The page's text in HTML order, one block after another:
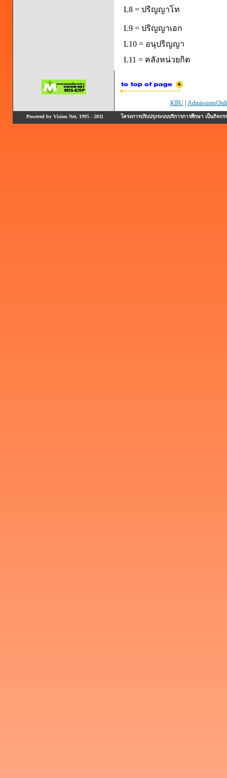
L8 = ปริญญาโท
L9 = ปริญญาเอก
L10 = อนุปริญญา
L11 = คลังหน่วยกิต
KBU
Powered by Vision Net, 1995 - 2011 โครงการปรับปรุงระบบบริการการศึกษา เป็นกิ